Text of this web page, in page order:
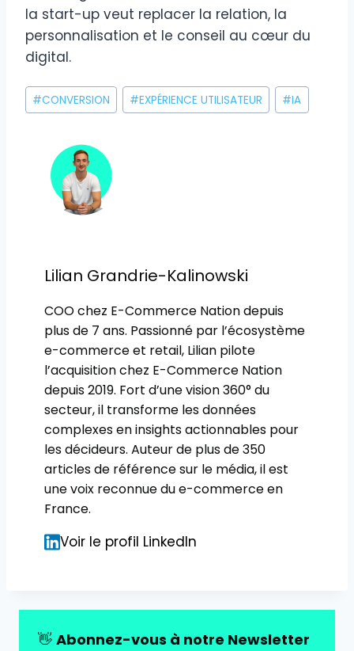
la start-up veut replacer la relation, la
personnalisation et le conseil au cœur du
digital.
Étiquettes
de
publication :
#CONVERSION #EXPÉRIENCE UTILISATEUR #IA
Lilian Grandrie-Kalinowski
COO chez E-Commerce Nation depuis
plus de 7 ans. Passionné par l’écosystème
e-commerce et retail, Lilian pilote
l’acquisition chez E-Commerce Nation
depuis 2019. Fort d’une vision 360° du
secteur, il transforme les données
complexes en insights actionnables pour
les décideurs. Auteur de plus de 350
articles de référence sur le média, il est
une voix reconnue du e-commerce en
France.
Voir le profil LinkedIn
👋 Abonnez-vous à notre Newsletter